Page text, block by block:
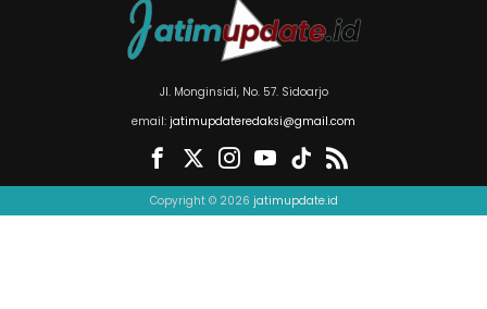
Jl. Monginsidi, No. 57. Sidoarjo
email: jatimupdateredaksi@gmail.com
Copyright © 2026 jatimupdate.id